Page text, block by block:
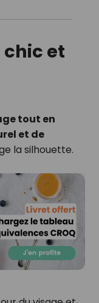
chic et
tout en
et de
la silhouette.